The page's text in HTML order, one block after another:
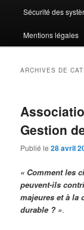
Sécurité des
Mentions légales
ARCHIVES DE
Gestion
Publié le28 avril
« Comment les
peuvent-ils
majeures et à la
durable ? ».